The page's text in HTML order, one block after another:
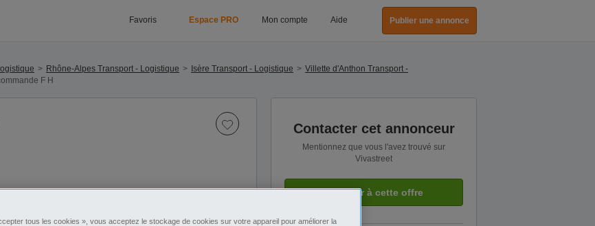
Favoris Espace PRO Mon compte Aide Publier une annonce
Rhône-Alpes Transport - Logistique Isère Transport - Logistique
Villette d'Anthon Transport -
F H
Contacter cet annonceur
Mentionnez que vous l'avez trouvé sur
Vivastreet
Postuler à cette offre
tous les cookies », vous acceptez le stockage de cookies sur votre appareil pour améliorer la